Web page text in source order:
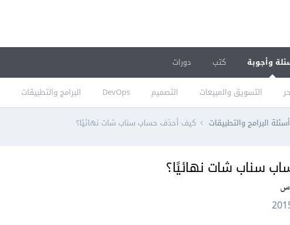
وأجوبة
التسويق والمبيعات التصميم DevOps البرامج والتطبيقات
كتب دورات
أسئلة البرامج والتطبيقات كيف أحذف حساب سناب شات نهائيًا؟
سناب شات نهائيًا؟